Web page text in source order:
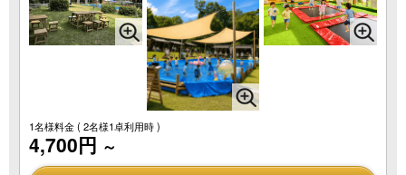
1名様料金( 2名様1卓利用時 )
4,700円 ～